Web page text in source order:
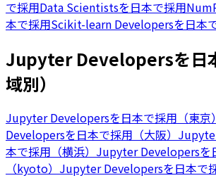
で採用Data Scientistsを日本で採用
本で採用Scikit-learn Developersを日本
Jupyter Developersを日
域別）
Jupyter Developersを日本で採用（東京）
Developersを日本で採用（大阪）
本で採用（横浜） Jupyter Developersを
（kyoto） Jupyter Developersを日本で